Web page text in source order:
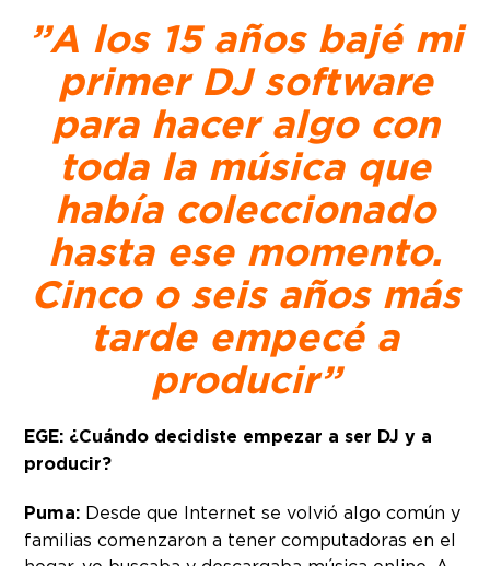
” A los 15 años bajé mi
primer DJ software
para hacer algo con
toda la música que
había coleccionado
hasta ese momento.
Cinco o seis años más
tarde empecé a
producir”
EGE: ¿Cuándo decidiste empezar a ser DJ y a
producir?
Puma: Desde que Internet se volvió algo común y
familias comenzaron a tener computadoras en el